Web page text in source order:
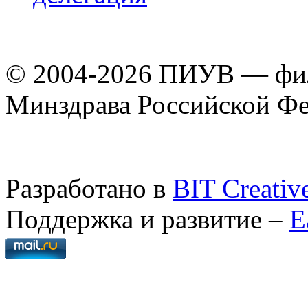
© 2004-2026 ПИУВ —
Минздрава Российской
Разработано в BIT
Поддержка и развитие –